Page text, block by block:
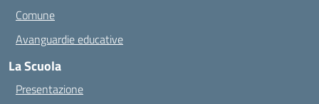
Comune
Avanguardie educative
La Scuola
Presentazione